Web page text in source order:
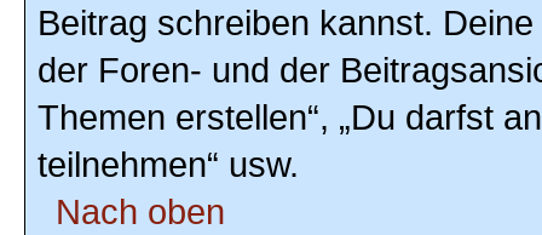
Beitrag schreiben kannst.
der Foren- und der
Themen erstellen“, „Du darfst
teilnehmen“ usw.
Nach oben